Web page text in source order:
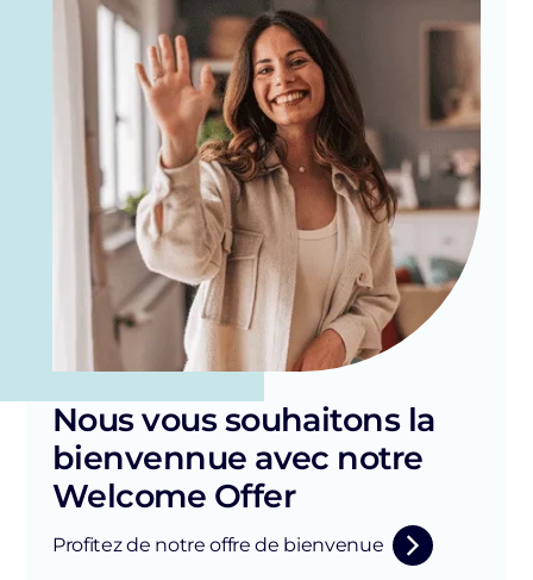
Nous vous souhaitons la
bienvennue avec notre
Welcome Offer
Profitez de notre offre de bienvenue